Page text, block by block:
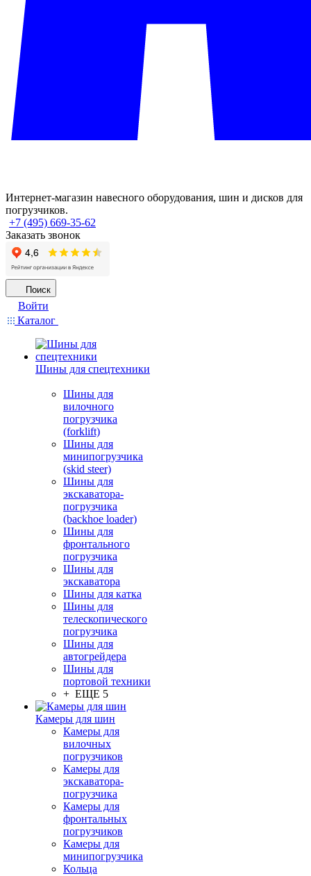
Интернет-магазин навесного оборудования, шин и дисков для
погрузчиков.
+7 (495) 669-35-62
Заказать звонок
Поиск
Войти
Каталог
Шины для спецтехники
Шины для
вилочного
погрузчика
(forklift)
Шины для
минипогрузчика
(skid steer)
Шины для
экскаватора-
погрузчика
(backhoe loader)
Шины для
фронтального
погрузчика
Шины для
экскаватора
Шины для катка
Шины для
телескопического
погрузчика
Шины для
автогрейдера
Шины для
портовой техники
+ ЕЩЕ 5
Камеры для шин
Камеры для
вилочных
погрузчиков
Камеры для
экскаватора-
погрузчика
Камеры для
фронтальных
погрузчиков
Камеры для
минипогрузчика
Кольца